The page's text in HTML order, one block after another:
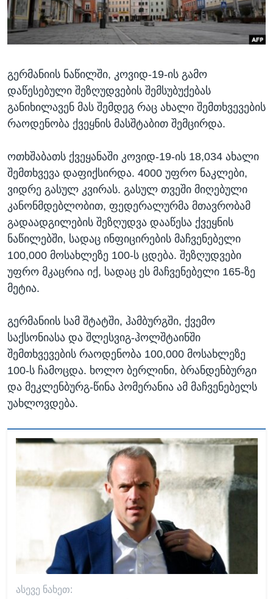
ᲡᲢᲣᲓᲘᲐ ᲕᲐᲨᲘᲜᲒᲢᲝᲜᲘ
ᲔᲙᲝᲜᲝᲛᲘᲙᲐ
ᲯᲐᲜᲛᲠᲗᲔᲚᲝᲑᲐ
ᲘᲜᲢᲔᲠᲕᲘᲣ
ᲙᲣᲚᲢᲣᲠᲐ
ᲒᲐᲚᲘᲚᲔᲝ
Learning English
ენები
გერმანიის ნაწილში, კოვიდ-19-ის გამო
დაწესებული შეზღუდვების შემსუბუქებას
განიხილავენ მას შემდეგ რაც ახალი შემთხვევების
რაოდენობა ქვეყნის მასშტაბით შემცირდა.
ოთხშაბათს ქვეყანაში კოვიდ-19-ის 18,034 ახალი
შემთხვევა დაფიქსირდა. 4000 უფრო ნაკლები,
ვიდრე გასულ კვირას. გასულ თვეში მიღებული
კანონმდებლობით, ფედერალურმა მთავრობამ
გადაადგილების შეზღუდვა დააწესა ქვეყნის
ნაწილებში, სადაც ინფიცირების მაჩვენებელი
100,000 მოსახლეზე 100-ს ცდება. შეზღუდვები
უფრო მკაცრია იქ, სადაც ეს მაჩვენებელი 165-ზე
მეტია.
გერმანიის სამ შტატში, ჰამბურგში, ქვემო
საქსონიასა და შლესვიგ-ჰოლშტაინში
შემთხვევების რაოდენობა 100,000 მოსახლეზე
100-ს ჩამოცდა. ხოლო ბერლინი, ბრანდენბურგი
და მეკლენბურგ-წინა პომერანია ამ მაჩვენებელს
უახლოვდება.
ᲐᲡᲔᲕᲔ ᲜᲐᲮᲔᲗ: